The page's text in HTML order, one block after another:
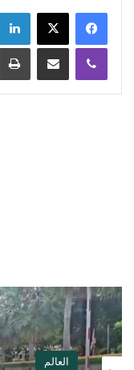
ڤايبر مشاركة عبر البريد
العالم